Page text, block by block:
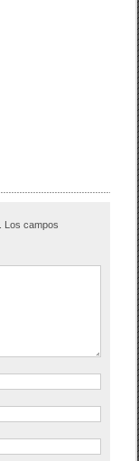
Los campos